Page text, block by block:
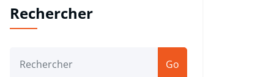
Rechercher
Go